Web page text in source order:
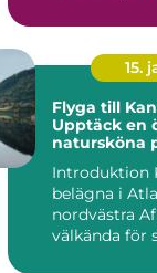
15.
Flyga till
Upptäck en
natursköna
Introduktion Kanarieöarna,
belägna i
nordvästra
välkända för